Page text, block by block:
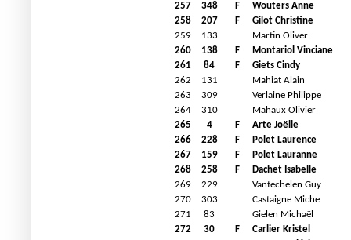
257
348 F
Wouters Anne
258
207 F
Gilot Christine
259
133
Martin Oliver
260
138 F
Montariol Vinciane
261
84 F
Giets Cindy
262
131
Mahiat Alain
263
309
Verlaine Philippe
264
310
Mahaux Olivier
265
4 F
Arte Joëlle
266
228 F
Polet Laurence
267
159 F
Polet Lauranne
268
258 F
Dachet Isabelle
269
229
Vantechelen Guy
270
303
Castaigne Miche
271
83
Gielen Michaël
272
30 F
Carlier Kristel